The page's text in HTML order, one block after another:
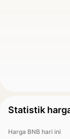
Statistik
Harga BNB hari ini